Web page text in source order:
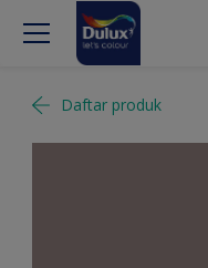
Daftar produk